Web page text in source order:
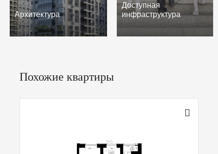
Архитектура
Доступная
инфраструктура
Похожие квартиры